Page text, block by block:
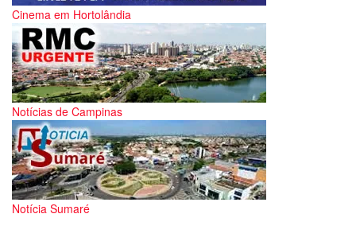
Cinema em Hortolândia
Notícias de Campinas
Notícia Sumaré